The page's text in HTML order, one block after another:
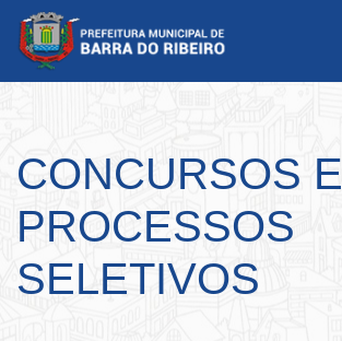
CONCURSOS E
PROCESSOS
SELETIVOS